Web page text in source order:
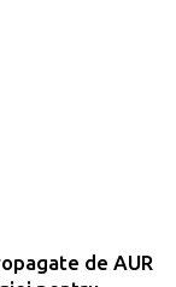
de AUR